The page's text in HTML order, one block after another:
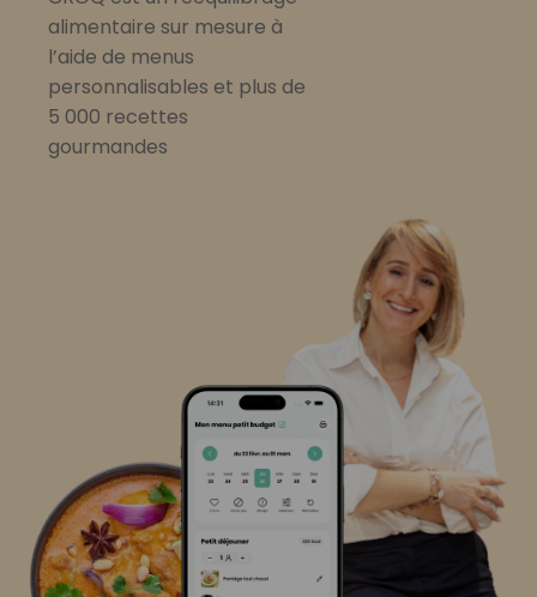
alimentaire sur mesure à
l’aide de menus
personnalisables et plus de
5 000 recettes
gourmandes